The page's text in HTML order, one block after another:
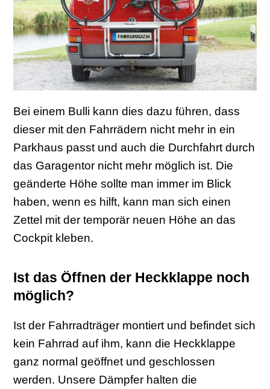
Bei einem Bulli kann dies dazu führen, dass
dieser mit den Fahrrädern nicht mehr in ein
Parkhaus passt und auch die Durchfahrt durch
das Garagentor nicht mehr möglich ist. Die
geänderte Höhe sollte man immer im Blick
haben, wenn es hilft, kann man sich einen
Zettel mit der temporär neuen Höhe an das
Cockpit kleben.
Ist das Öffnen der Heckklappe noch
möglich?
Ist der Fahrradträger montiert und befindet sich
kein Fahrrad auf ihm, kann die Heckklappe
ganz normal geöffnet und geschlossen
werden. Unsere Dämpfer halten die